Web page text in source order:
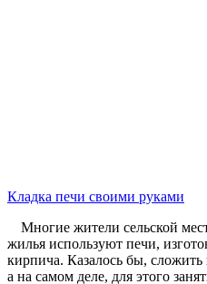
Кладка печи своими руками
Многие жители сельской
жилья используют печи,
кирпича. Казалось бы,
а на самом деле, для этого